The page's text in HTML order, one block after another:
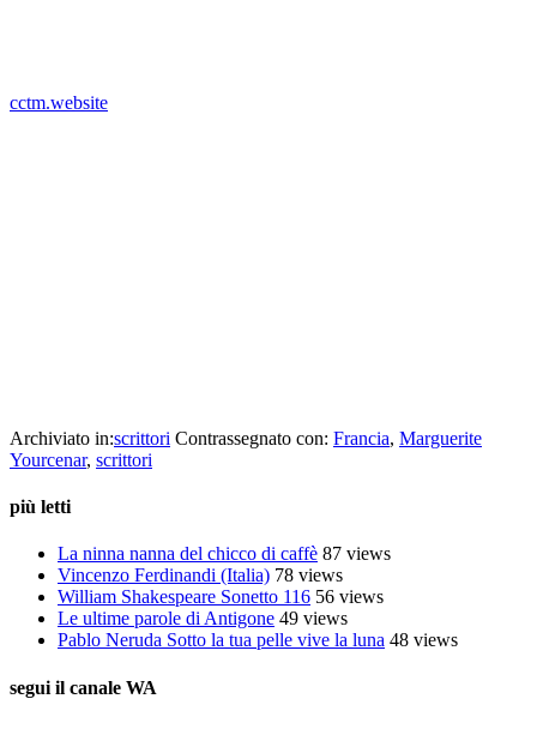
cctm.website
Archiviato in:scrittori Contrassegnato con: Francia, Marguerite
Yourcenar, scrittori
più letti
La ninna nanna del chicco di caffè 87 views
Vincenzo Ferdinandi (Italia) 78 views
William Shakespeare Sonetto 116 56 views
Le ultime parole di Antigone 49 views
Pablo Neruda Sotto la tua pelle vive la luna 48 views
segui il canale WA